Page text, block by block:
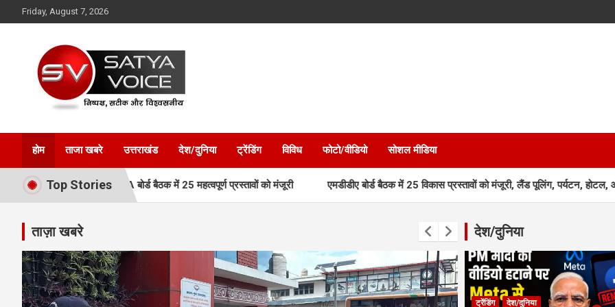
to
Friday, August 7, 2026
Satya Voice
होम ताजा खबरे उत्तराखंड देश/दुनिया ट्रेंडिंग विविध फोटो/वीडियो सोशल मीडिया
Top Stories
रफ्तार, MDDA बोर्ड बैठक में 25 महत्वपूर्ण प्रस्तावों को मंजूरी एमडीडीए बोर्ड बैठक में 25 विकास प्रस्तावों को मंजूरी, लैंड पूलिंग, पर्यटन, होटल, औद्योगिक भवन
ताज़ा खबरे देश/दुनिया
ट्रेंडिंग देश/दुनिया